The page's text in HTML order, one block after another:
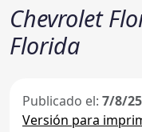
Chevrolet
Florida
Publicado el: 7/8/25
Versión para